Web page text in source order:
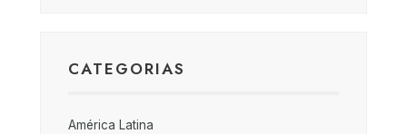
CATEGORIAS
América Latina